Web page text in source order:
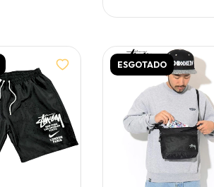
ESGOTADO